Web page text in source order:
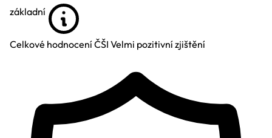
základní
Celkové hodnocení ČŠI Velmi pozitivní zjištění